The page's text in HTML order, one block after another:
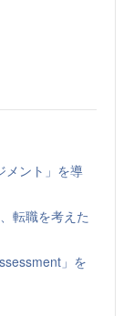
メント」を導
転職を考えた
」を